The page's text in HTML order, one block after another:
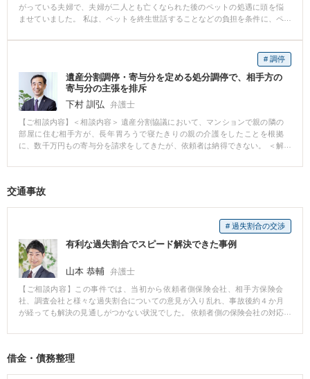
がっている夫婦で、夫婦が二人とも亡くなられた後のペットの処遇に頭を悩
ませていました。 私は、ペットを終生世話することなどの負担を条件に、ペ
の他にも、依頼者の希望を丁寧にヒアリングした結果、遺留分を侵害してし
まう条項や二次相続への配慮など、複雑な問題が多く出てきましたが、遺言
書の中で一つ一つ対処していきました。 このような場合、一般的には遺言書
作成費用が遺産総額に応じて決まることが多く、分かりにくくしかも高額に
なりがちですが、弊事務所の報酬基準により１通22万円（税込）の定額にて
お受けし、とても喜んでいただきました。
# 調停
遺産分割調停・寄与分を定める処分調停で、相手方の
寄与分の主張を排斥
下村 訓弘
弁護士
【ご相談内容】＜相談内容＞ 遺産分割協議において、マンションで親の隣の
部屋に住む相手方が、長年胃ろうで寝たきりの親の介護をしたことを根拠
に、数千万円もの寄与分を請求をしてきたが、依頼者は納得できない。 ＜解
と、既に被相続人の財産管理において多額の財産を収受している疑いがある
証した結果、調停に代わる審判において、相手方寄与分は全く（ゼロ）認め
交通事故
# 過失割合の交渉
有利な過失割合でスピード解決できた事例
山本 恭輔 弁護士
【ご相談内容】この事件では、当初から依頼者側保険会社、相手方保険会
社、調査会社と様々な過失割合についての意見が入り乱れ、事故後約４か月
が経っても解決の見通しがつかない状況でした。 依頼者側の保険会社の対応
に相談に訪れました。 私はまず、事故状況を分析したところ、かなり珍しい
で過失割合の基準となる別冊判例タイムズの図を硬直的に当てはめようとし
借金・債務整理